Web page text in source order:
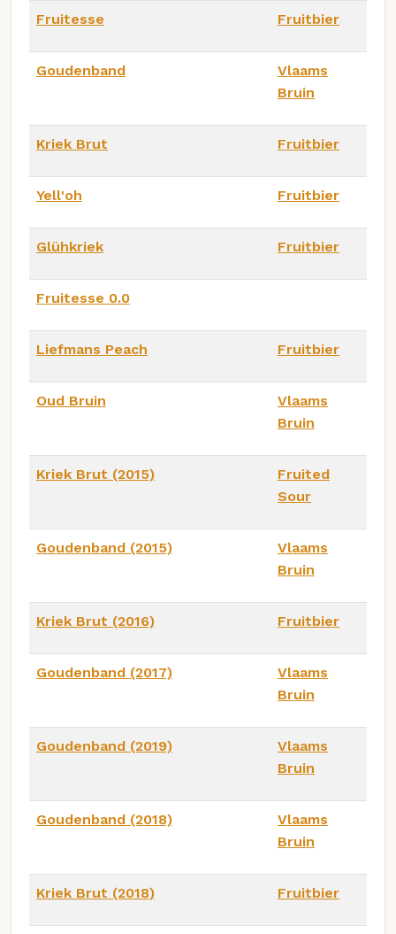
Fruitesse Fruitbier
Goudenband
Vlaams
Bruin
Kriek Brut Fruitbier
Yell'oh Fruitbier
Glühkriek Fruitbier
Fruitesse 0.0
Liefmans Peach Fruitbier
Oud Bruin
Vlaams
Bruin
Kriek Brut (2015)
Fruited
Sour
Goudenband (2015)
Vlaams
Bruin
Kriek Brut (2016) Fruitbier
Goudenband (2017)
Vlaams
Bruin
Goudenband (2019)
Vlaams
Bruin
Goudenband (2018)
Vlaams
Bruin
Kriek Brut (2018) Fruitbier